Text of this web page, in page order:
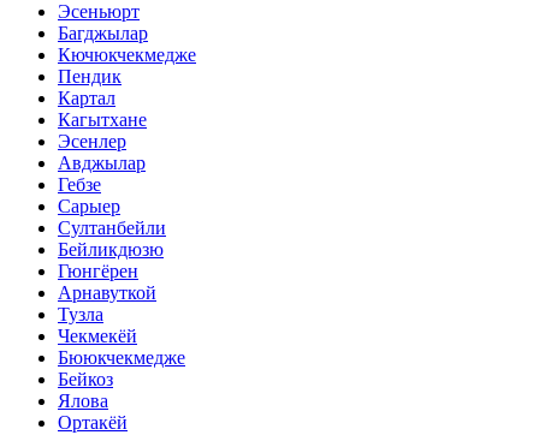
Эсеньюрт
Багджылар
Кючюкчекмедже
Пендик
Картал
Кагытхане
Эсенлер
Авджылар
Гебзе
Сарыер
Султанбейли
Бейликдюзю
Гюнгёрен
Арнавуткой
Тузла
Чекмекёй
Бююкчекмедже
Бейкоз
Ялова
Ортакёй